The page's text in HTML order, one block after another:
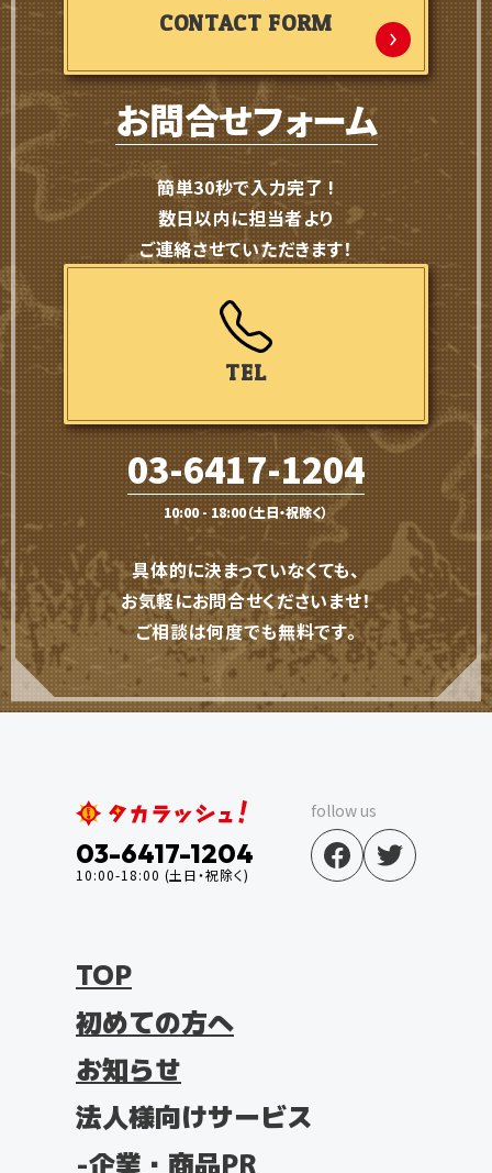
お問合せフォーム
簡単30秒で入力完了 !
数日以内に担当者より
03-6417-1204
10:00 - 18:00（土日・祝除く）
具体的に決まっていなくても、
お気軽にお問合せくださいませ！
ご相談は何度でも無料です。
03-6417-1204
follow us
TOP
初めての方へ
お知らせ
法人様向けサービス